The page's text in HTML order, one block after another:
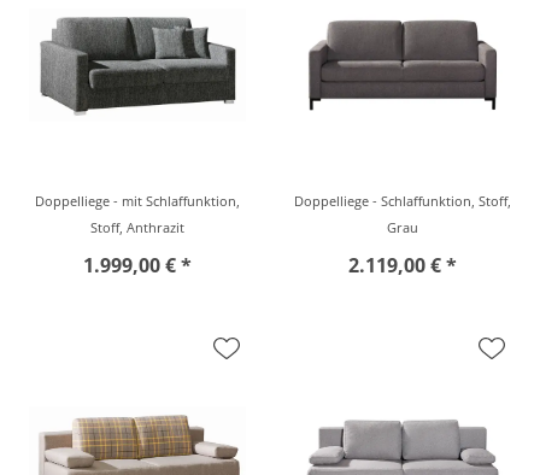
Doppelliege - mit Schlaffunktion,
Stoff, Anthrazit
1.999,00 € *
Doppelliege - Schlaffunktion, Stoff,
Grau
2.119,00 € *